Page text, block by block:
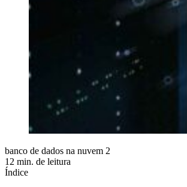
banco de dados na nuvem 2
12 min. de leitura
Índice